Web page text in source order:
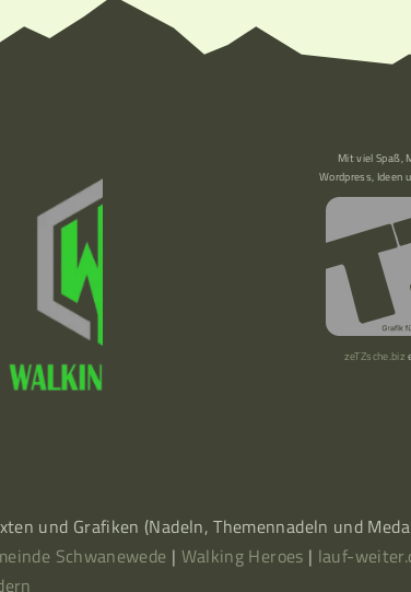
Mit viel Spaß,
Wordpress, Ideen
zeTZsche.biz
und Grafiken (Nadeln, Themennadeln und
Schwanewede | Walking Heroes | lauf-